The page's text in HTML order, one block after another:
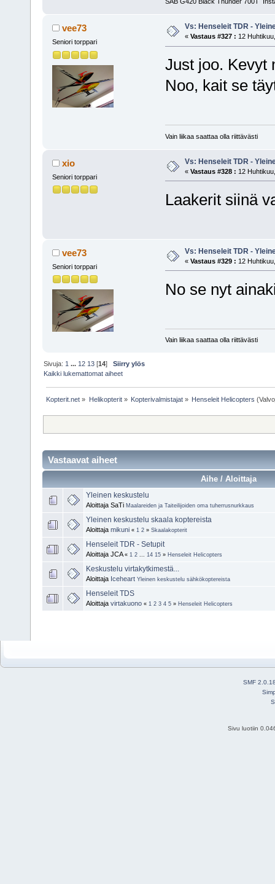
vee73
Seniori torppari
Vs: Henseleit TDR -
« Vastaus #327 : 12
Just joo. Kevyt
Noo, kait se
Vain liikaa saattaa olla riittävästi
xio
Seniori torppari
Vs: Henseleit TDR -
« Vastaus #328 : 12
Laakerit siinä
vee73
Seniori torppari
Vs: Henseleit TDR -
« Vastaus #329 : 12
No se nyt
Vain liikaa saattaa olla riittävästi
Sivuja: 1 ... 12 13 [14]Siirry ylös
Kaikki lukemattomat aiheet
Kopterit.net » Helikopterit» Kopterivalmistajat» Henseleit Helicopters
Vastaavat aiheet
Aihe / Aloittaja
Yleinen keskustelu
Aloittaja SaTi Maalareiden ja Taiteilijoiden oma tuherrusnurkkaus
Yleinen keskustelu skaala koptereista
Aloittaja mikuni « 1 2 » Skaalakopterit
Henseleit TDR - Setupit
Aloittaja JCA « 1 2 14 15 » Henseleit Helicopters
Keskustelu virtakytkimestä...
Aloittaja Iceheart Yleinen keskustelu sähkökoptereista
Henseleit TDS
Aloittaja virtakuono « 1 2 3 4 5 » Henseleit Helicopters
SMF
Sivu luotiin